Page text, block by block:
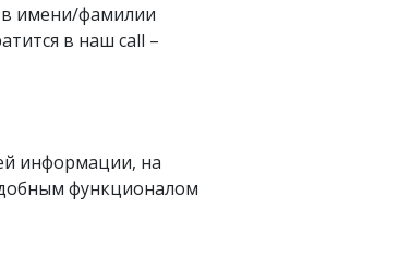
в имени/фамилии
в наш call –
информации, на
функционалом